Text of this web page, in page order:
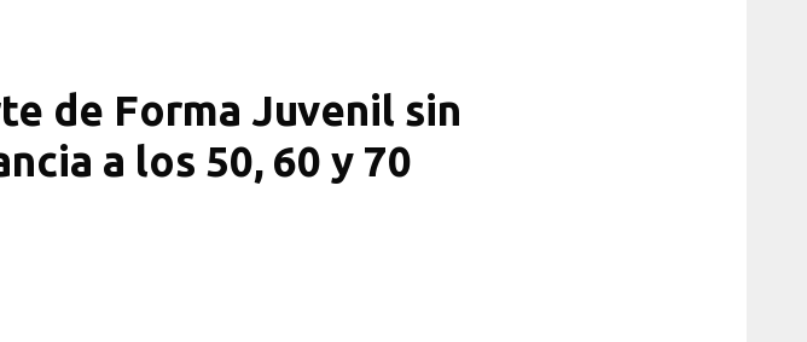
de Forma Juvenil sin
a los 50, 60 y 70